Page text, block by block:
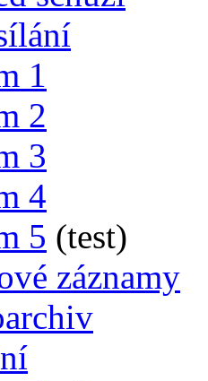
1
2
3
4
5 (test)
záznamy